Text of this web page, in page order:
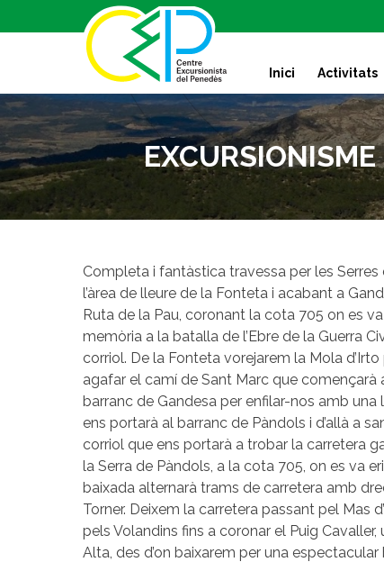
k
t
o
c
o
n
Inici Activitats
Completa i fantàstica travessa per les
l’àrea de lleure de la Fonteta i acabant a
Ruta de la Pau, coronant la cota 705 on es
memòria a la batalla de l’Ebre de la Guerra
corriol. De la Fonteta vorejarem la Mola
agafar el camí de Sant Marc que començarà
barranc de Gandesa per enfilar-nos amb
ens portarà al barranc de Pàndols i d’allà a
corriol que ens portarà a trobar la carretera
la Serra de Pàndols, a la cota 705, on es va
baixada alternarà trams de carretera amb
Torner. Deixem la carretera passant pel Mas
pels Volandins fins a coronar el Puig
Alta, des d’on baixarem per una